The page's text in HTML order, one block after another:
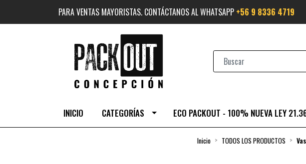
PARA VENTAS MAYORISTAS. CONTÁCTANOS AL WHATSAPP +56 9 8336 4719
INICIO CATEGORÍAS ECO PACKOUT - 100% NUEVA LEY
Inicio TODOS LOS PRODUCTOS